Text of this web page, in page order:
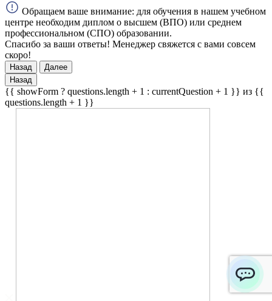
Обращаем ваше внимание: для обучения в нашем учебном
центре необходим диплом о высшем (ВПО) или среднем
профессиональном (СПО) образовании.
Спасибо за ваши ответы! Менеджер свяжется с вами совсем
скоро!
Назад
Далее
Назад
{{ showForm ? questions.length + 1 : currentQuestion + 1 }} из {{
questions.length + 1 }}